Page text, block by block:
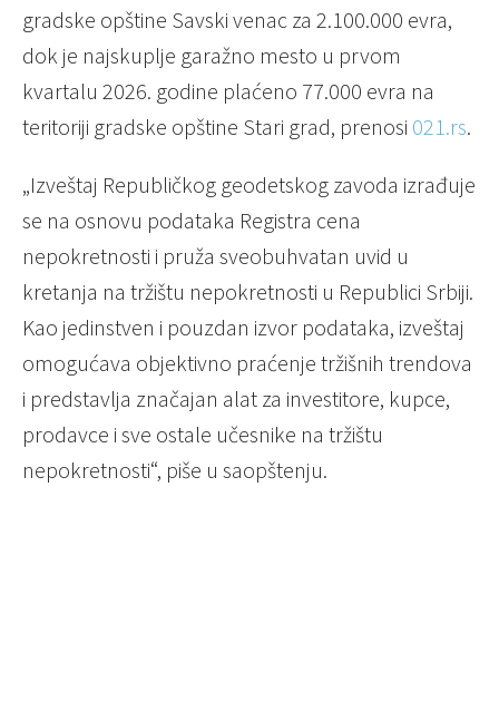
gradske opštine Savski venac za 2.100.000 evra,
dok je najskuplje garažno mesto u prvom
kvartalu 2026. godine plaćeno 77.000 evra na
teritoriji gradske opštine Stari grad, prenosi 021.rs.
„Izveštaj Republičkog geodetskog zavoda izrađuje
se na osnovu podataka Registra cena
nepokretnosti i pruža sveobuhvatan uvid u
kretanja na tržištu nepokretnosti u Republici Srbiji.
Kao jedinstven i pouzdan izvor podataka, izveštaj
omogućava objektivno praćenje tržišnih trendova
i predstavlja značajan alat za investitore, kupce,
prodavce i sve ostale učesnike na tržištu
nepokretnosti“, piše u saopštenju.